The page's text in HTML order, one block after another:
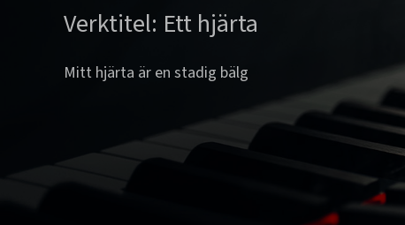
Verktitel: Ett hjärta
Mitt hjärta är en stadig bälg